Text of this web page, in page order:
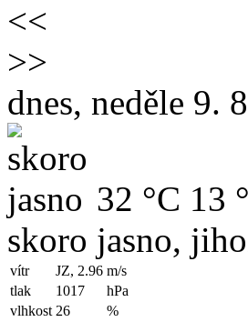
<<
>>
dnes, neděle 9.
32 °C 13
skoro jasno,
vítr JZ, 2.96 m/s
tlak
1017
hPa
vlhkost 26 %